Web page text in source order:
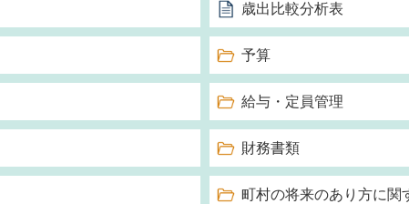
歳出比較分析表
予算
給与・定員管理
財務書類
町村の将来のあり方に関